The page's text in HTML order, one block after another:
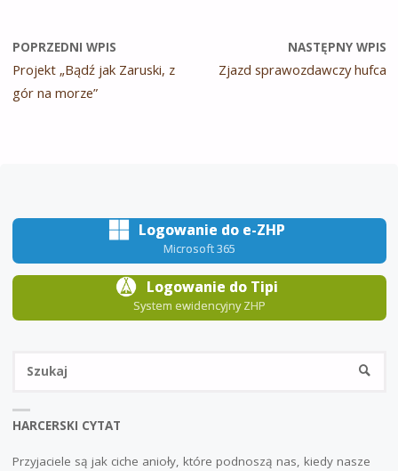
POPRZEDNI WPIS
Projekt „Bądź jak Zaruski, z
gór na morze”
NASTĘPNY WPIS
Zjazd sprawozdawczy hufca
Logowanie do e-ZHP
Microsoft 365
Logowanie do Tipi
System ewidencyjny ZHP
HARCERSKI CYTAT
Przyjaciele są jak ciche anioły, które podnoszą nas, kiedy nasze